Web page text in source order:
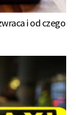
i od czego